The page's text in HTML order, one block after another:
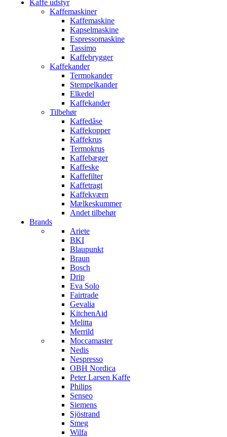
Kaffe udstyr
Kaffemaskiner
Kaffemaskine
Kapselmaskine
Espressomaskine
Tassimo
Kaffebrygger
Kaffekander
Termokander
Stempelkander
Elkedel
Kaffekander
Tilbehør
Kaffedåse
Kaffekopper
Kaffekrus
Termokrus
Kaffebæger
Kaffeske
Kaffefilter
Kaffetragt
Kaffekværn
Mælkeskummer
Andet tilbehør
Brands
Ariete
BKI
Blaupunkt
Braun
Bosch
Drip
Eva Solo
Fairtrade
Gevalia
KitchenAid
Melitta
Merrild
Moccamaster
Nedis
Nespresso
OBH Nordica
Peter Larsen Kaffe
Philips
Senseo
Siemens
Sjöstrand
Smeg
Wilfa